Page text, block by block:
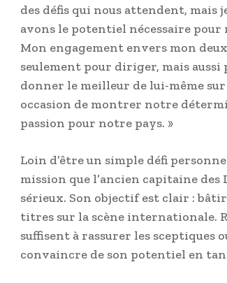
des défis qui nous attendent, mais
avons le potentiel nécessaire pour
Mon engagement envers mon
seulement pour diriger, mais
donner le meilleur de lui-même
occasion de montrer notre
passion pour notre pays. »
Loin d’être un simple défi
mission que l’ancien capitaine
sérieux. Son objectif est clair :
titres sur la scène internationale.
suffisent à rassurer les
convaincre de son potentiel en